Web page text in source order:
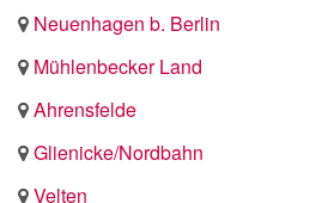
Neuenhagen b. Berlin
Mühlenbecker Land
Ahrensfelde
Glienicke/Nordbahn
Velten